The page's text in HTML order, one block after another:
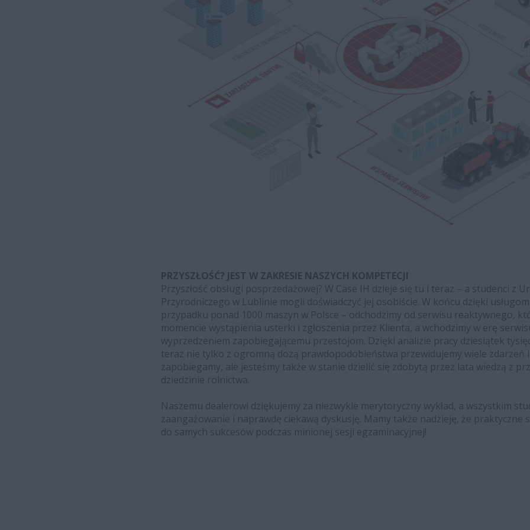
PRZYSZŁOŚĆ? JEST W ZAKRESIE NASZYCH KOMPETECJI
Przyszłość obsługi posprzedażowej? W Case IH dzieje się tu i teraz – a studenci z
Przyrodniczego w Lublinie mogli doświadczyć jej osobiście. W końcu dzięki
przypadku ponad 1000 maszyn w Polsce – odchodzimy od serwisu reaktywnego,
momencie wystąpienia usterki i zgłoszenia przez Klienta, a wchodzimy w erę
wyprzedzeniem zapobiegającemu przestojom. Dzięki analizie pracy dziesiątek
teraz nie tylko z ogromną dozą prawdopodobieństwa przewidujemy wiele zdarzeń
zapobiegamy, ale jesteśmy także w stanie dzielić się zdobytą przez lata wiedzą z
dziedzinie rolnictwa.
Naszemu dealerowi dziękujemy za niezwykle merytoryczny wykład, a wszystkim
zaangażowanie i naprawdę ciekawą dyskusję. Mamy także nadzieję, że praktyczne
do samych sukcesów podczas minionej sesji egzaminacyjnej!